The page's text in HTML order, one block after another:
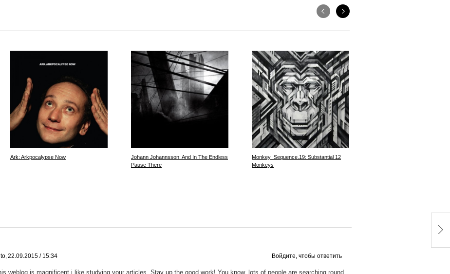
Ark: Arkpocalypse Now
Johann Johannsson: And In The Endless
Pause There
Monkey_Sequence.19: Substantial 12
Monkeys
,22.09.2015 / 15:34 Войдите, чтобы ответить
weblog is magnificent i like studying your articles. Stay up the good work! You know, lots of people are searching round